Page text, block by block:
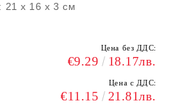
21 х 16 х 3 см
Цена без ДДС:
€9.29 18.17лв.
Цена с ДДС:
€11.15 21.81лв.